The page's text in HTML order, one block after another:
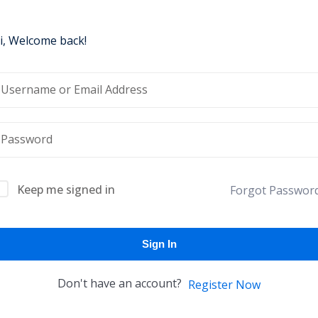
Welcome back!
Keep me signed in Forgot
Sign In
Don't have an account? Register Now